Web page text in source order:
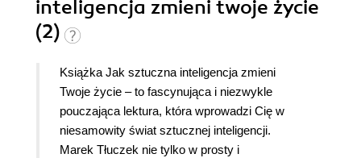
pomagania innym. Kto wie? Może kiedyś zacznie
ona przeprowadzać zabiegi, ktore dziś są
się urzeczywistnią, o jakich pisał Żeromski. Mnie
denerwuje fakt, że ilekroć włączam
wyszukiwarkę, to uruchamia się asystent, a co Ja
jestem jakiś niedorajda? Dla mnie te interfejsy są
zbyteczne. Jednak gdyby wymyślono coś, co
inteligencja zmieni twoje życie
(2)
Książka Jak sztuczna inteligencja zmieni
Twoje życie – to fascynująca i niezwykle
pouczająca lektura, która wprowadzi Cię w
niesamowity świat sztucznej inteligencji.
Marek Tłuczek nie tylko w prosty i